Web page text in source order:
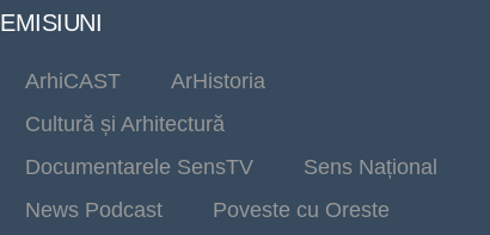
EMISIUNI
ArhiCAST
ArHistoria
Cultură și Arhitectură
Documentarele SensTV
Sens Național
News Podcast
Poveste cu Oreste